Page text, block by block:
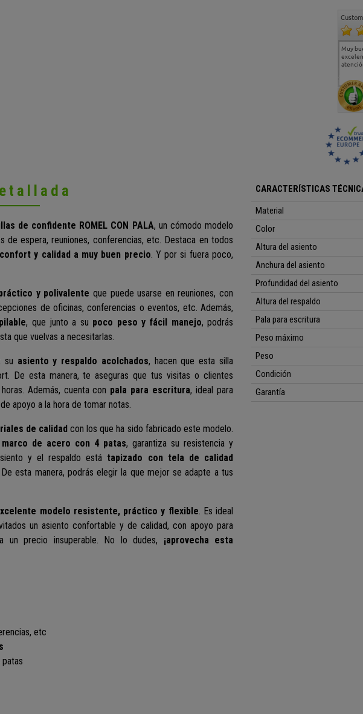
Muy
de confidente ROMEL CON PALA, un cómodo modelo
de espera, reuniones, conferencias, etc. Destaca en todos
y calidad a muy buen precio. Y por si fuera poco,
y polivalente que puede usarse en reuniones, con
de oficinas, conferencias o eventos, etc. Además,
, que junto a su poco peso y fácil manejo, podrás
que vuelvas a necesitarlas.
su asiento y respaldo acolchados, hacen que esta silla
De esta manera, te aseguras que tus visitas o clientes
Además, cuenta con pala para escritura, ideal para
apoyo a la hora de tomar notas.
de calidad con los que ha sido fabricado este modelo.
marco de acero con 4 patas, garantiza su resistencia y
y el respaldo está tapizado con tela de calidad
De esta manera, podrás elegir la que mejor se adapte a tus
modelo resistente, práctico y flexible. Es ideal
un asiento confortable y de calidad, con apoyo para
un precio insuperable. No lo dudes, ¡aprovecha esta
etc
CARACTERÍSTICAS
Material
Color
Altura del asiento
Anchura del asiento
Profundidad del asiento
Altura del respaldo
Pala para escritura
Peso máximo
Peso
Condición
Garantía